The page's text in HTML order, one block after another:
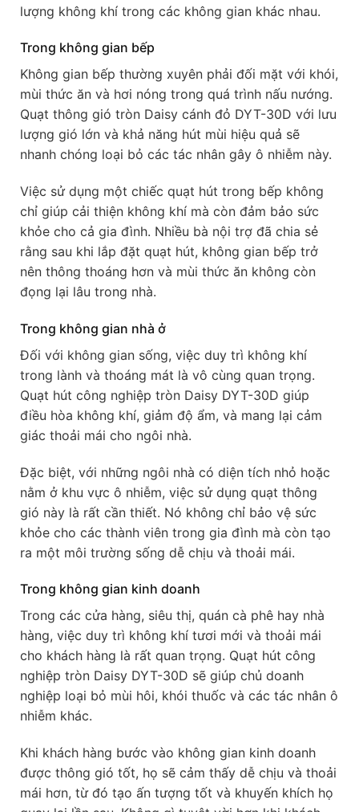
lượng không khí trong các không gian khác nhau.
Trong không gian bếp
Không gian bếp thường xuyên phải đối mặt với khói,
mùi thức ăn và hơi nóng trong quá trình nấu nướng.
Quạt thông gió tròn Daisy cánh đỏ DYT-30D với lưu
lượng gió lớn và khả năng hút mùi hiệu quả sẽ
nhanh chóng loại bỏ các tác nhân gây ô nhiễm này.
Việc sử dụng một chiếc quạt hút trong bếp không
chỉ giúp cải thiện không khí mà còn đảm bảo sức
khỏe cho cả gia đình. Nhiều bà nội trợ đã chia sẻ
rằng sau khi lắp đặt quạt hút, không gian bếp trở
nên thông thoáng hơn và mùi thức ăn không còn
đọng lại lâu trong nhà.
Trong không gian nhà ở
Đối với không gian sống, việc duy trì không khí
trong lành và thoáng mát là vô cùng quan trọng.
Quạt hút công nghiệp tròn Daisy DYT-30D giúp
điều hòa không khí, giảm độ ẩm, và mang lại cảm
giác thoải mái cho ngôi nhà.
Đặc biệt, với những ngôi nhà có diện tích nhỏ hoặc
nằm ở khu vực ô nhiễm, việc sử dụng quạt thông
gió này là rất cần thiết. Nó không chỉ bảo vệ sức
khỏe cho các thành viên trong gia đình mà còn tạo
ra một môi trường sống dễ chịu và thoải mái.
Trong không gian kinh doanh
Trong các cửa hàng, siêu thị, quán cà phê hay nhà
hàng, việc duy trì không khí tươi mới và thoải mái
cho khách hàng là rất quan trọng. Quạt hút công
nghiệp tròn Daisy DYT-30D sẽ giúp chủ doanh
nghiệp loại bỏ mùi hôi, khói thuốc và các tác nhân ô
nhiễm khác.
Khi khách hàng bước vào không gian kinh doanh
được thông gió tốt, họ sẽ cảm thấy dễ chịu và thoải
mái hơn, từ đó tạo ấn tượng tốt và khuyến khích họ